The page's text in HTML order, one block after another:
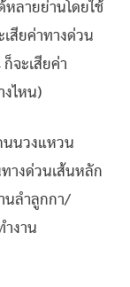
หลายย่านโดยใช้
เสียค่าทางด่วน
จะเสียค่า
งไหน)
นนวงแหวน
างด่วนเส้นหลัก
านลำลูกกา/
ำงาน